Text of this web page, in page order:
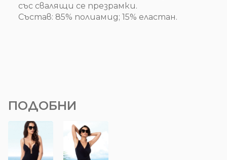
със свалящи се презрамки.
Състав: 85% полиамид; 15% еластан.
ПОДОБНИ